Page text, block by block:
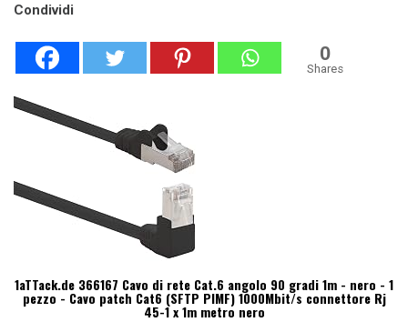
Condividi
0
Shares
1aTTack.de 366167 Cavo di rete Cat.6 angolo 90 gradi 1m - nero - 1
pezzo - Cavo patch Cat6 (SFTP PIMF) 1000Mbit/s connettore Rj
45-1 x 1m metro nero